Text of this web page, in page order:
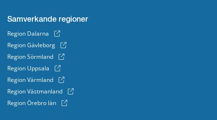
Samverkande regioner
Region Dalarna
Region Gävleborg
Region Sörmland
Region Uppsala
Region Värmland
Region Västmanland
Region Örebro län